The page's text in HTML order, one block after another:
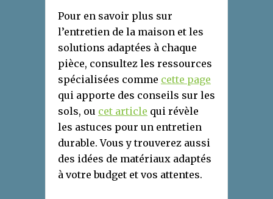
Pour en savoir plus sur
l’entretien de la maison et les
solutions adaptées à chaque
pièce, consultez les ressources
spécialisées comme cette page
qui apporte des conseils sur les
sols, ou cet article qui révèle
les astuces pour un entretien
durable. Vous y trouverez aussi
des idées de matériaux adaptés
à votre budget et vos attentes.